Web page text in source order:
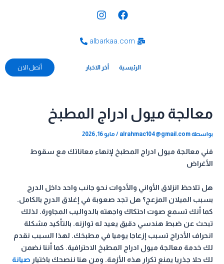
F
a
e
o
I
n
t
r
albarkaa.com
الرئيسية أخر الاخبار أتصل الان
معالجة ميول ادراج المطبخ
بواسطةalrahmac104@gmail.com
/ مايو 16, 2026
فني معالجة ميول ادراج المطبخ لإنهاء معاناتك مع سقوط
الأغراض
هل تلاحظ انزلاق الأواني والأدوات نحو جانب واحد داخل الدرج
بسبب الميلان المزعج؟ هل تجد صعوبة في إغلاق الدرج بالكامل.
كما أنك تسمع صوت احتكاك واجهته بالدواليب المجاورة. لذلك
تبحث عن ضبط هندسي دقيق يعيد له توازنه. بالتأكيد مشكلة
انحراف الأدراج تسبب إزعاجا يوميا في مطبخك. لهذا السبب نقدم
لك خدمة معالجة ميول ادراج المطبخ الاحترافية. كما أننا نضمن
لك حلا جذريا يمنع تكرار هذه الأزمة. ومن هنا ننصحك باختيار صيانة